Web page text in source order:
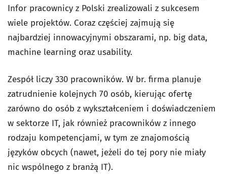
Infor pracownicy z Polski zrealizowali z sukcesem
wiele projektów. Coraz częściej zajmują się
najbardziej innowacyjnymi obszarami, np. big data,
machine learning oraz usability.
Zespół liczy 330 pracowników. W br. firma planuje
zatrudnienie kolejnych 70 osób, kierując ofertę
zarówno do osób z wykształceniem i doświadczeniem
w sektorze IT, jak również pracowników z innego
rodzaju kompetencjami, w tym ze znajomością
języków obcych (nawet, jeżeli do tej pory nie miały
nic wspólnego z branżą IT).